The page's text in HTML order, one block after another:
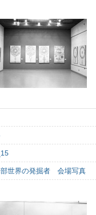
世界の発掘者 会場写真